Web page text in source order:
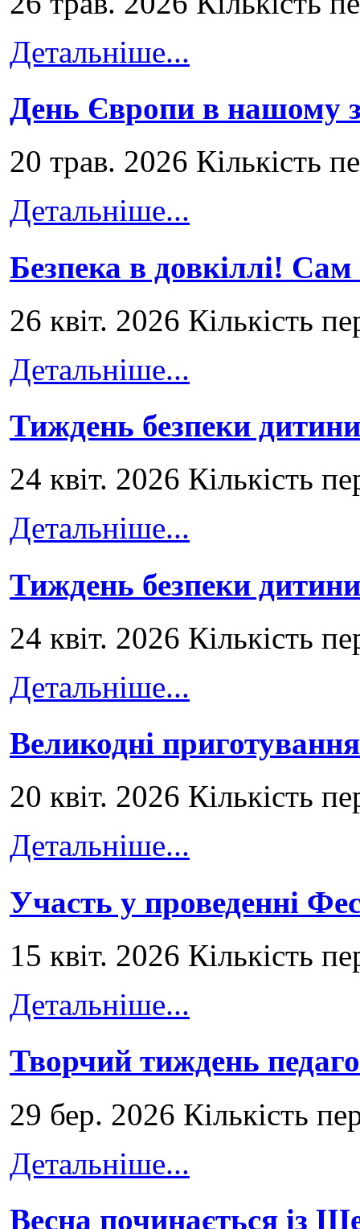
Детальніше...
День Європи в нашому
20 трав. 2026 Кількість
Детальніше...
Безпека в довкіллі!
26 квіт. 2026 Кількість
Детальніше...
Тиждень безпеки
24 квіт. 2026 Кількість
Детальніше...
Тиждень безпеки
24 квіт. 2026 Кількість
Детальніше...
Великодні приготування
20 квіт. 2026 Кількість
Детальніше...
Участь у проведенні
15 квіт. 2026 Кількість
Детальніше...
Творчий тиждень
29 бер. 2026 Кількість
Детальніше...
Весна починається із